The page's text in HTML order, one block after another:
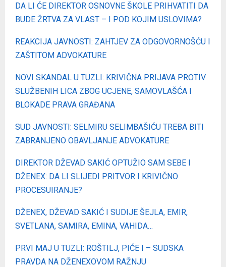
DA LI ĆE DIREKTOR OSNOVNE ŠKOLE PRIHVATITI DA
BUDE ŽRTVA ZA VLAST – I POD KOJIM USLOVIMA?
REAKCIJA JAVNOSTI: ZAHTJEV ZA ODGOVORNOŠĆU I
ZAŠTITOM ADVOKATURE
NOVI SKANDAL U TUZLI: KRIVIČNA PRIJAVA PROTIV
SLUŽBENIH LICA ZBOG UCJENE, SAMOVLAŠĆA I
BLOKADE PRAVA GRAĐANA
SUD JAVNOSTI: SELMIRU SELIMBAŠIĆU TREBA BITI
ZABRANJENO OBAVLJANJE ADVOKATURE
DIREKTOR DŽEVAD SAKIĆ OPTUŽIO SAM SEBE I
DŽENEX: DA LI SLIJEDI PRITVOR I KRIVIČNO
PROCESUIRANJE?
DŽENEX, DŽEVAD SAKIĆ I SUDIJE ŠEJLA, EMIR,
SVETLANA, SAMIRA, EMINA, VAHIDA…
PRVI MAJ U TUZLI: ROŠTILJ, PIĆE I – SUDSKA
PRAVDA NA DŽENEXOVOM RAŽNJU